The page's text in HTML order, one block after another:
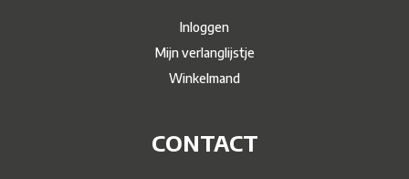
Inloggen
Mijn verlanglijstje
Winkelmand
CONTACT